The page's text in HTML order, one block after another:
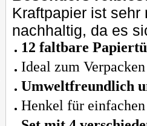
Kraftpapier ist
nachhaltig, da es
12 faltbare
Ideal zum
Umweltfreundlich
Henkel für